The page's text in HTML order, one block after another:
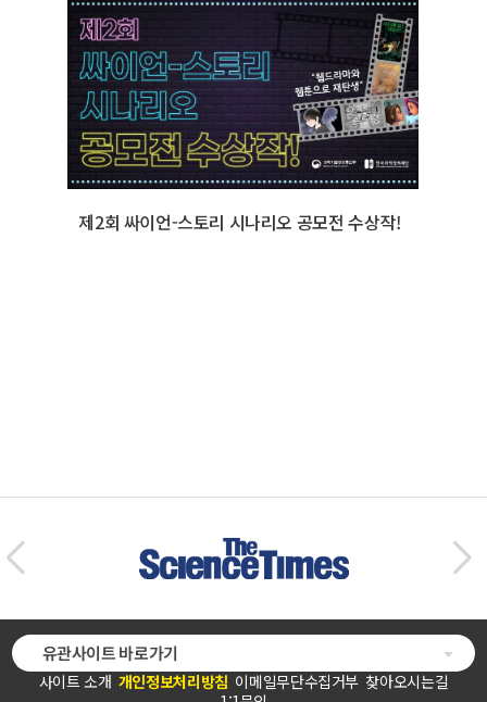
제2회 싸이언-스토리 시나리오 공모전 수상작!
사이트 소개 개인정보처리방침 이메일무단수집거부 찾아오시는길
유관사이트 바로가기